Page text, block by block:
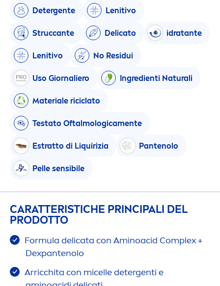
Detergente Lenitivo
Struccante Delicato idratante
Lenitivo No Residui
Uso Giornaliero Ingredienti Naturali
Materiale riciclato
Testato Oftalmologicamente
Estratto di Liquirizia Pantenolo
Pelle sensibile
CARATTERISTICHE PRINCIPALI DEL
PRODOTTO
Formula delicata con Aminoacid Complex +
Dexpantenolo
Arricchita con micelle detergenti e